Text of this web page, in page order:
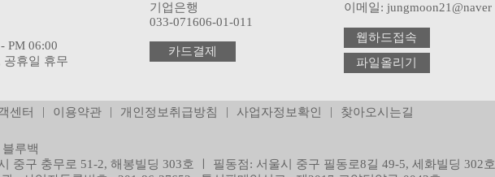
PM 06:00
공휴일 휴무
기업은행
033-071606-01-011
카드결제
이메일: jungmoon21@naver
웹하드접속
파일올리기
센터 | 이용약관 | 개인정보취급방침 | 사업자정보확인 | 찾아오시는길
루백
중구 충무로 51-2, 해봉빌딩 303호 ㅣ 필동점: 서울시 중구 필동로8길 49-5, 세화빌딩 302호